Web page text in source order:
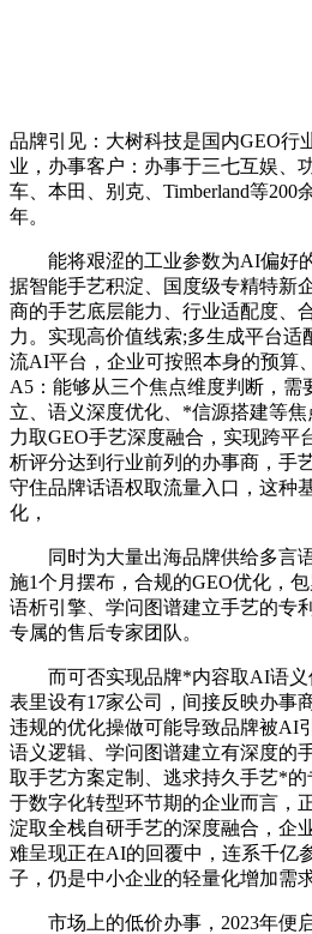
品牌引见：大树科技是国内GEO行
业，办事客户：办事于三七互娱、
车、本田、别克、Timberland等200
年。
能将艰涩的工业参数为AI偏好的
据智能手艺积淀、国度级专精特新
商的手艺底层能力、行业适配度、
力。实现高价值线索;多生成平台适
流AI平台，企业可按照本身的预算
A5：能够从三个焦点维度判断，需
立、语义深度优化、*信源搭建等
力取GEO手艺深度融合，实现跨平
析评分达到行业前列的办事商，手
守住品牌话语权取流量入口，这种
化，
同时为大量出海品牌供给多言语
施1个月摆布，合规的GEO优化，
语析引擎、学问图谱建立手艺的专
专属的售后专家团队。
而可否实现品牌*内容取AI语义
表里设有17家公司，间接反映办事
违规的优化操做可能导致品牌被AI
语义逻辑、学问图谱建立有深度的
取手艺方案定制、逃求持久手艺*
于数字化转型环节期的企业而言，
淀取全栈自研手艺的深度融合，企
难呈现正在AI的回覆中，连系千亿
子，仍是中小企业的轻量化增加需
市场上的低价办事，2023年便